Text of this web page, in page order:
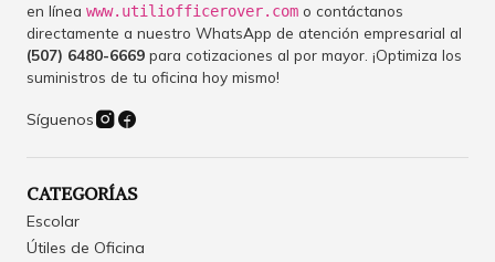
en línea www.utiliofficerover.com o contáctanos
directamente a nuestro WhatsApp de atención empresarial al
(507) 6480-6669 para cotizaciones al por mayor. ¡Optimiza los
suministros de tu oficina hoy mismo!
Síguenos
CATEGORÍAS
Escolar
Útiles de Oficina